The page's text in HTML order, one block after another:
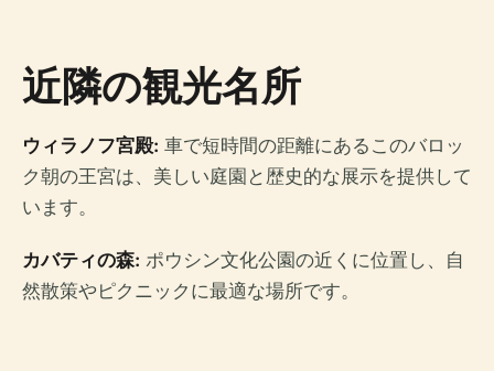
近隣の観光名所
ウィラノフ宮殿: 車で短時間の距離にあるこのバロッ
ク朝の王宮は、美しい庭園と歴史的な展示を提供して
います。
カバティの森: ポウシン文化公園の近くに位置し、自
然散策やピクニックに最適な場所です。